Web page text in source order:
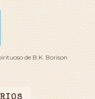
de B.K. Borison